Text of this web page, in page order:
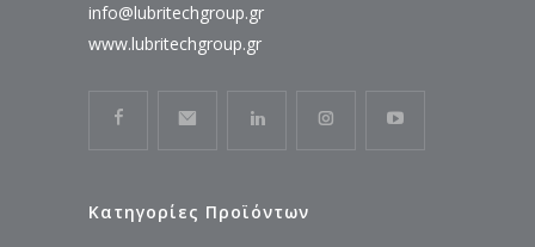
info@lubritechgroup.gr
www.lubritechgroup.gr
Κατηγορίες Προϊόντων